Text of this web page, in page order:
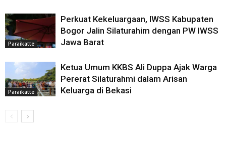
Paraikatte
Perkuat Kekeluargaan, IWSS Kabupaten
Bogor Jalin Silaturahim dengan PW IWSS
Jawa Barat
Paraikatte
Ketua Umum KKBS Ali Duppa Ajak Warga
Pererat Silaturahmi dalam Arisan
Keluarga di Bekasi